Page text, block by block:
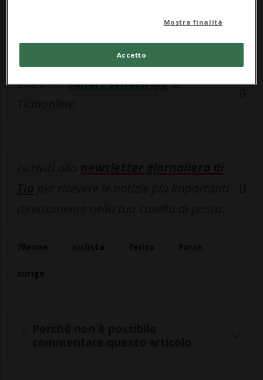
Entra nelcanale WhatsAppdi
Mostra finalità
Accetto